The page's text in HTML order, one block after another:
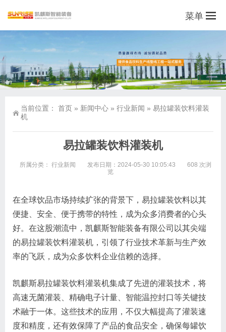
菜单
当前位置： 首页 » 新闻中心 » 行业新闻 » 易拉罐装饮料灌装
机
易拉罐装饮料灌装机
所属分类： 行业新闻 发布日期：2024-05-30 10:05:43
608 次浏
览
在全球饮品市场持续扩张的背景下，易拉罐装饮料以其
便捷、安全、便于携带的特性，成为众多消费者的心头
好。在这股潮流中，凯麒斯智能装备有限公司以其尖端
的易拉罐装饮料灌装机，引领了行业技术革新与生产效
率的飞跃，成为众多饮料企业信赖的选择。
凯麒斯易拉罐装饮料灌装机集成了先进的灌装技术，将
高速无菌灌装、精确电子计量、智能温控封口等关键技
术融于一体。这些技术的应用，不仅大幅提高了灌装速
度和精度，还有效保障了产品的食品安全，确保每罐饮